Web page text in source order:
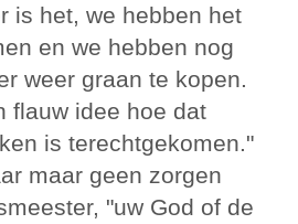
is het, we hebben het
en we hebben nog
weer graan te kopen.
flauw idee hoe dat
is terechtgekomen."
maar geen zorgen
"uw God of de